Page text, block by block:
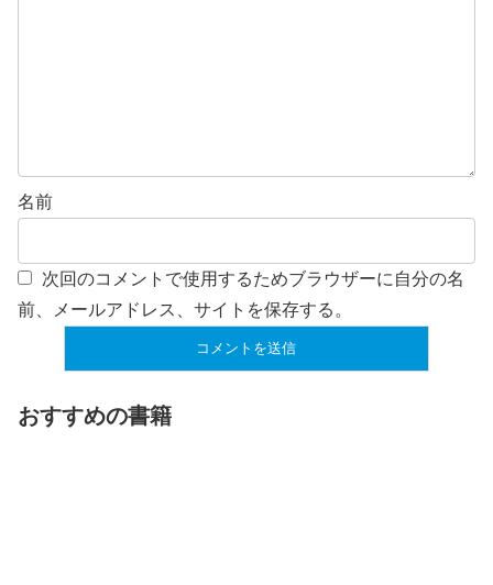
名前
次回のコメントで使用するためブラウザーに自分の名
前、メールアドレス、サイトを保存する。
おすすめの書籍